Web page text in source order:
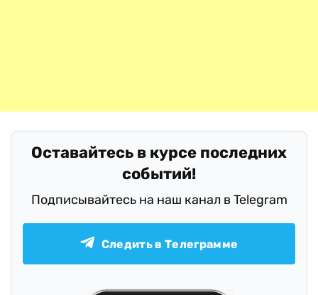
Оставайтесь в курсе последних
событий!
Подписывайтесь на наш канал в Telegram
Следить в Телеграмме